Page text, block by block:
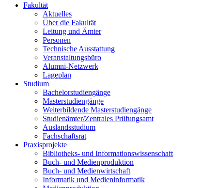
Fakultät
Aktuelles
Über die Fakultät
Leitung und Ämter
Personen
Technische Ausstattung
Veranstaltungsbüro
Alumni-Netzwerk
Lageplan
Studium
Bachelorstudiengänge
Masterstudiengänge
Weiterbildende Masterstudiengänge
Studienämter/Zentrales Prüfungsamt
Auslandsstudium
Fachschaftsrat
Praxisprojekte
Bibliotheks- und Informationswissenschaft
Buch- und Medienproduktion
Buch- und Medienwirtschaft
Informatik und Medieninformatik